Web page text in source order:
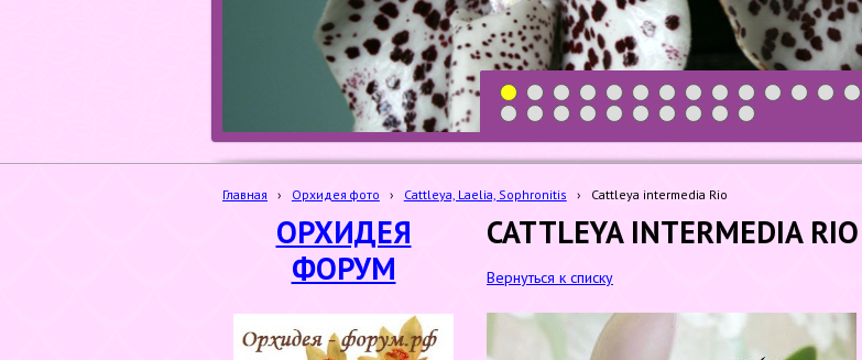
1 2 3 4 5 6 7 8 9 10 11 12 13 14
19 20 21 22 23 24 25 26 27 28
Главная › Орхидея фото › Cattleya, Laelia, Sophronitis › Cattleya intermedia Rio
ОРХИДЕЯ
ФОРУМ
CATTLEYA INTERMEDIA RIO
Вернуться к списку